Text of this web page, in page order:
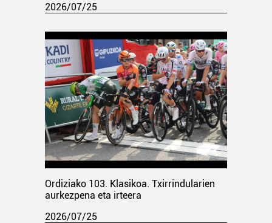
2026/07/25
Ordiziako 103. Klasikoa. Txirrindularien
aurkezpena eta irteera
2026/07/25